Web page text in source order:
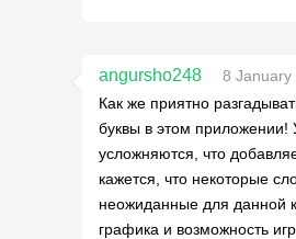
angursho248
8 January
Как же приятно
буквы в этом приложении!
усложняются, что
кажется, что некоторые
неожиданные для данной
графика и возможность